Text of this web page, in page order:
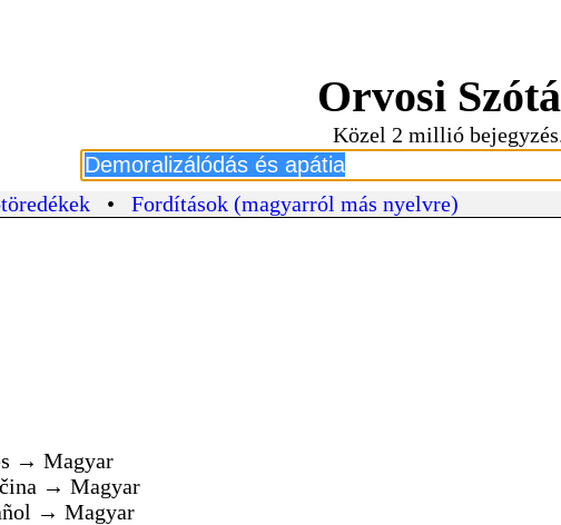
Orvosi
Közel 2 millió
• Fordítások (magyarról más nyelvre)
→ Magyar
→ Magyar
→ Magyar